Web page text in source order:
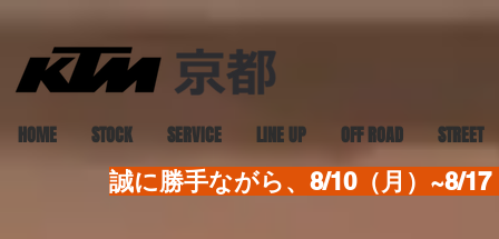
HOME STOCK SERVICE LINE UP OFF ROAD STREET
誠に勝手ながら、8/10（月）~8/